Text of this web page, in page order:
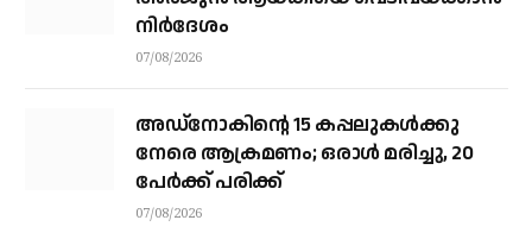
നിര്‍ദേശം
07/08/2026
അഡ്നോകിന്റെ 15 കപ്പലുകള്‍ക്കു
നേരെ ആക്രമണം; ഒരാള്‍ മരിച്ചു, 20
പേര്‍ക്ക് പരിക്ക്
07/08/2026